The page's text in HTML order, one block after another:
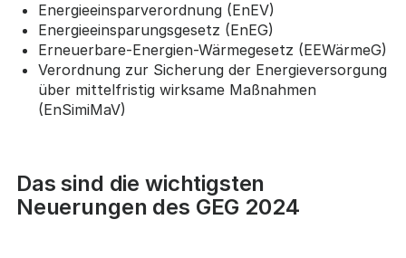
Energieeinsparverordnung (EnEV)
Energieeinsparungsgesetz (EnEG)
Erneuerbare-Energien-Wärmegesetz (EEWärmeG)
Verordnung zur Sicherung der Energieversorgung
über mittelfristig wirksame Maßnahmen
(EnSimiMaV)
Das sind die wichtigsten
Neuerungen des GEG 2024